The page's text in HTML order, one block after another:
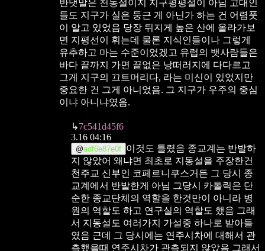
반댓말은 천동설이지 지구평평설이 아님 고대인
들도 지구가 실은 둥근 게 아닌가 하는 건 어렴풋
이 알고 있었음 당장 뒤지게 높은 산에 올라가보
면 지평선이 휘는데 물론 지식인들이나 그렇게
유추하고 마는 수준이었겠고 유럽의 뱃사람들은
바다 끝까지 가면 끝없은 낭떠러지에 다다르고
그게 지구의 끄트머리다, 라는 미신이 있었지만
중요한 건 그게 아니었음. 그 지구가 우주의 중심
이냐 아니냐였음.
↳7c541d45f6
3.16 04:16
@adf6e87e0f 이것도 틀렸음 종교계는 반발하
지 않았어 왜냐면 최초로 지동설을 주장한건
천주교 신부인 코페르니쿠스거든 그 당시 종
교계에서 반발한게 아님 그당시 카톨릭은 단
순한 종교단체의 역할을 한것만이 아니라 병
원의 역할도 하고 연구실의 역할도 했음 그래
서 지동설도 여러가지 가설중 하나로 받아들
였음 근데 그 당시에는 연주시차에 대해서 관
측했을때 연주시차가 관측되지 않았음 그래서